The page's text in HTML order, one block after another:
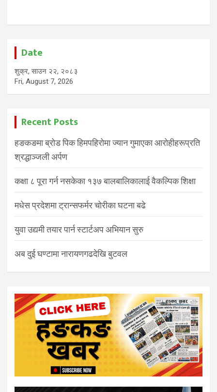
Date
शुक्र, साउन २२, २०८३
Fri, August 7, 2026
Recent Posts
हङकङमा ब्रोड पिक हिमपहिरोमा ज्यान गुमाएका आरोहीहरूप्रति
श्रद्धाञ्जली अर्पण
कक्षा ८ पूरा गर्न नसकेका १३७ बालबालिकालाई वैकल्पिक शिक्षा
मधेस प्रदेशमा ट्रान्सफर्मर चोरीका घटना बढे
युवा उद्यमी तयार पार्न स्टार्टअप अभियान सुरु
अब दुई घण्टामा नारायणगढदेखि बुटवल